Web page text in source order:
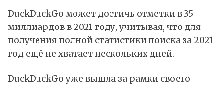
DuckDuckGo может достичь отметки в 35
миллиардов в 2021 году, учитывая, что для
получения полной статистики поиска за 2021
год ещё не хватает нескольких дней.
DuckDuckGo уже вышла за рамки своего